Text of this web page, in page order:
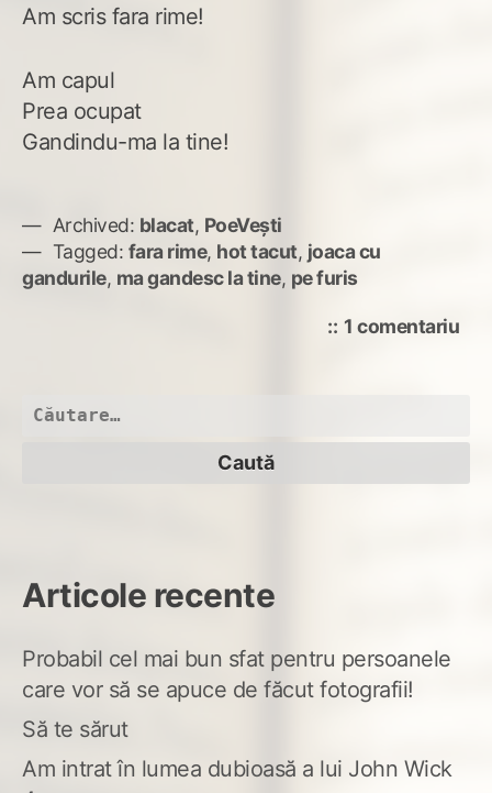
Am scris fara rime!
Am capul
Prea ocupat
Gandindu-ma la tine!
Archived: blacat, PoeVești
Tagged: fara rime, hot tacut, joaca cu
gandurile, ma gandesc la tine, pe furis
1 comentariula
Caută
Articole recente
Probabil cel mai bun sfat pentru persoanele
care vor să se apuce de făcut fotografii!
Să te sărut
Am intrat în lumea dubioasă a lui John Wick